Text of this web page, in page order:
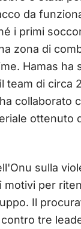
da
i primi
zona di
Hamas
di circa
collaborato
ottenuto
sulla
per
Il
tre